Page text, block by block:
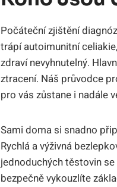
Počáteční zjištění
trápí autoimunitní
zdraví nevyhnutelný.
ztracení. Náš průvodce
pro vás zůstane i nadále
Sami doma si snadno
Rychlá a výživná
jednoduchých těstovin
bezpečně vykouzlíte